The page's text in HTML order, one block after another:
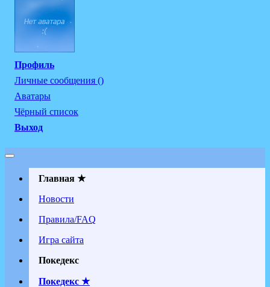
Профиль
Личные сообщения ()
Аватары
Чёрный список
Выход
Главная ★
Новости
Правила/FAQ
Игра сайта
Покедекс
Покедекс ★